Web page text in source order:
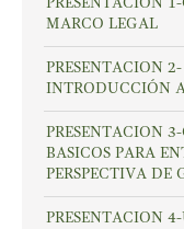
PRESENTACION
MARCO LEGAL
PRESENTACION 2-
INTRODUCCIÓN
PRESENTACION
BASICOS PARA
PERSPECTIVA DE
PRESENTACION